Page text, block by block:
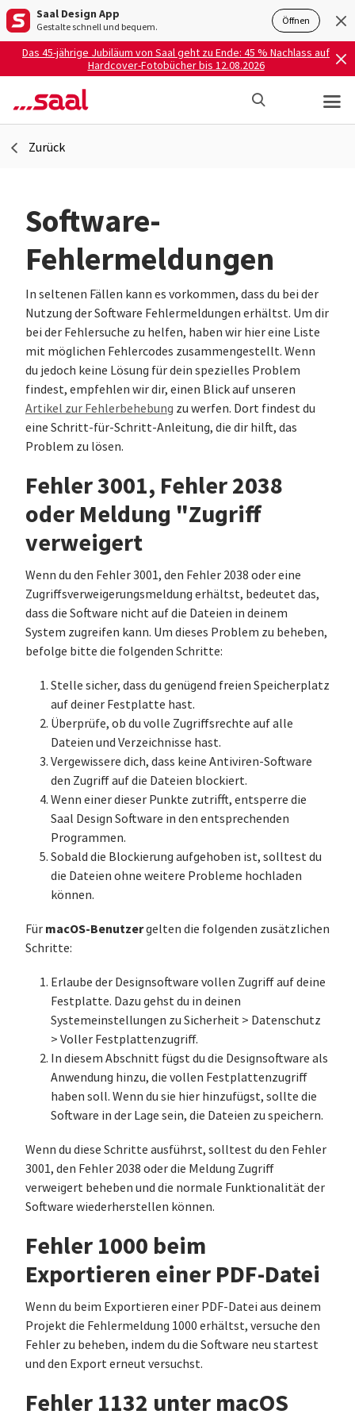
Saal Design App
Gestalte schnell und bequem. Öffnen
Das 45-jährige Jubiläum von Saal geht zu Ende: 45 % Nachlass auf
Hardcover-Fotobücher bis 12.08.2026
Zurück
Software-
Fehlermeldungen
In seltenen Fällen kann es vorkommen, dass du bei der
Nutzung der Software Fehlermeldungen erhältst. Um dir
bei der Fehlersuche zu helfen, haben wir hier eine Liste
mit möglichen Fehlercodes zusammengestellt. Wenn
du jedoch keine Lösung für dein spezielles Problem
findest, empfehlen wir dir, einen Blick auf unseren
Artikel zur Fehlerbehebung zu werfen. Dort findest du
eine Schritt-für-Schritt-Anleitung, die dir hilft, das
Problem zu lösen.
Fehler 3001, Fehler 2038
oder Meldung "Zugriff
verweigert
Wenn du den Fehler 3001, den Fehler 2038 oder eine
Zugriffsverweigerungsmeldung erhältst, bedeutet das,
dass die Software nicht auf die Dateien in deinem
System zugreifen kann. Um dieses Problem zu beheben,
befolge bitte die folgenden Schritte:
Stelle sicher, dass du genügend freien Speicherplatz
auf deiner Festplatte hast.
Überprüfe, ob du volle Zugriffsrechte auf alle
Dateien und Verzeichnisse hast.
Vergewissere dich, dass keine Antiviren-Software
den Zugriff auf die Dateien blockiert.
Wenn einer dieser Punkte zutrifft, entsperre die
Saal Design Software in den entsprechenden
Programmen.
Sobald die Blockierung aufgehoben ist, solltest du
die Dateien ohne weitere Probleme hochladen
können.
Für macOS-Benutzergelten die folgenden zusätzlichen
Schritte:
Erlaube der Designsoftware vollen Zugriff auf deine
Festplatte. Dazu gehst du in deinen
Systemeinstellungen zu Sicherheit > Datenschutz
> Voller Festplattenzugriff.
In diesem Abschnitt fügst du die Designsoftware als
Anwendung hinzu, die vollen Festplattenzugriff
haben soll. Wenn du sie hier hinzufügst, sollte die
Software in der Lage sein, die Dateien zu speichern.
Wenn du diese Schritte ausführst, solltest du den Fehler
3001, den Fehler 2038 oder die Meldung Zugriff
verweigert beheben und die normale Funktionalität der
Software wiederherstellen können.
Fehler 1000 beim
Exportieren einer PDF-Datei
Wenn du beim Exportieren einer PDF-Datei aus deinem
Projekt die Fehlermeldung 1000 erhältst, versuche den
Fehler zu beheben, indem du die Software neu startest
und den Export erneut versuchst.
Fehler 1132 unter macOS